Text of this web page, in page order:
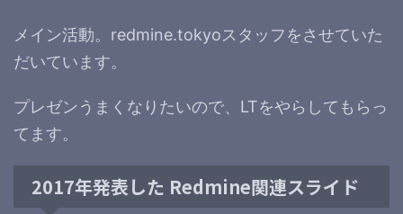
メイン活動。redmine.tokyoスタッフをさせていた
だいています。
プレゼンうまくなりたいので、LTをやらしてもらっ
てます。
2017年発表した Redmine関連スライド